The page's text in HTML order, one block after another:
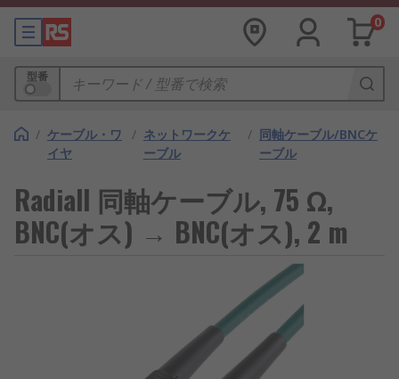
0
型番
/ ケーブル・ワ
イヤ
/ ネットワークケ
ーブル
/ 同軸ケーブル/BNCケ
ーブル
Radiall 同軸ケーブル, 75 Ω,
BNC(オス) → BNC(オス), 2 m